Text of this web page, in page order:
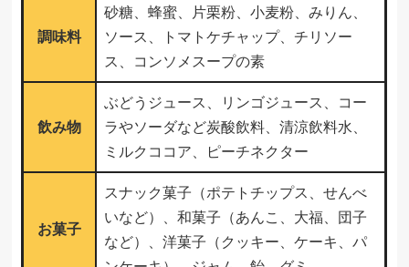
調味料
砂糖、蜂蜜、片栗粉、小麦粉、みりん、
ソース、トマトケチャップ、チリソー
ス、コンソメスープの素
飲み物
ぶどうジュース、リンゴジュース、コー
ラやソーダなど炭酸飲料、清涼飲料水、
ミルクココア、ピーチネクター
お菓子
スナック菓子（ポテトチップス、せんべ
いなど）、和菓子（あんこ、大福、団子
など）、洋菓子（クッキー、ケーキ、パ